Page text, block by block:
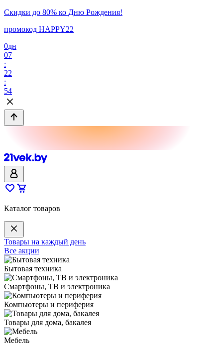
Скидки до 80% ко Дню Рождения!
промокод HAPPY22
0дн
07
:
22
:
54
Каталог товаров
Товары на каждый день
Все акции
Бытовая техника
Смартфоны, ТВ и электроника
Компьютеры и периферия
Товары для дома, бакалея
Мебель